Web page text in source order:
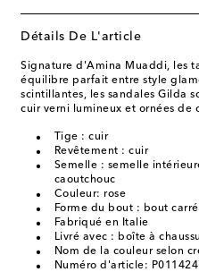
Détails De L'article
Signature d'Amina Muaddi, les
équilibre parfait entre style
scintillantes, les sandales Gilda
cuir verni lumineux et ornées de
Tige : cuir
Revêtement : cuir
Semelle : semelle
caoutchouc
Couleur: rose
Forme du bout : bout
Fabriqué en Italie
Livré avec : boîte à
Nom de la couleur selon
Numéro d'article: